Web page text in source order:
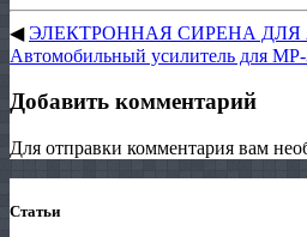
◀ЭЛЕКТРОННАЯ СИРЕНА
Автомобильный усилитель для
Добавить комментарий
Для отправки комментария вам
Статьи